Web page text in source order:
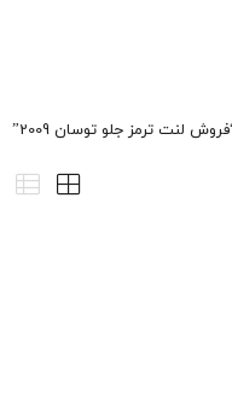
لنت ترمز جلو توسان 2009”